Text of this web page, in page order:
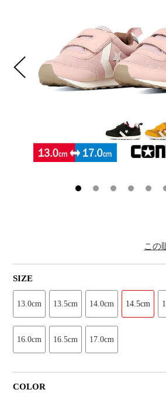
この
SIZE
13.0cm 13.5cm 14.0cm 14.5cm
16.0cm 16.5cm 17.0cm
COLOR